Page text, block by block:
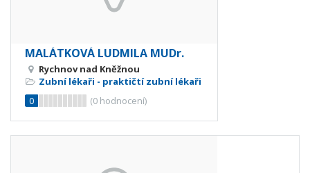
MALÁTKOVÁ LUDMILA MUDr.
Rychnov nad Kněžnou
Zubní lékaři - praktičtí zubní lékaři
0
(0 hodnocení)